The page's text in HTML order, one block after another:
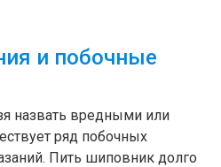
и побочные
назвать вредными или
ряд побочных
Пить шиповник долго